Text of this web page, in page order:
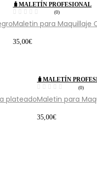
🧳MALETÍN PROFESIONAL
(0)
Maletin para Maquillaje
35,00€
plateado
🧳MALETÍN
(0)
Maletin para
35,00€